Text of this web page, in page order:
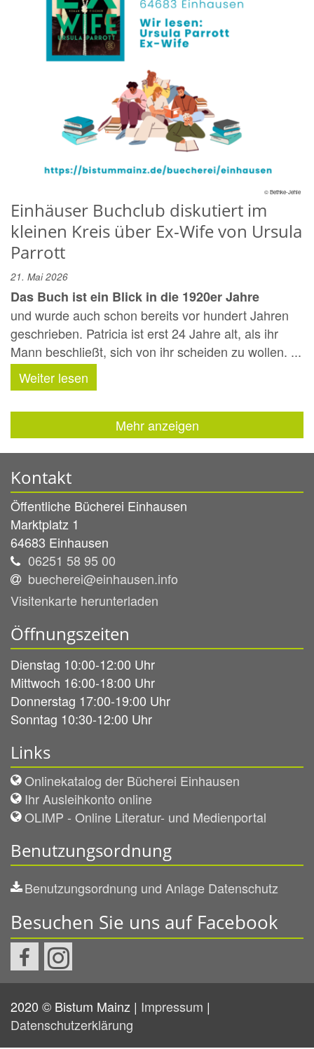
© Bethke-Jehle
Einhäuser Buchclub diskutiert im
kleinen Kreis über Ex-Wife von Ursula
Parrott
21. Mai 2026
Das Buch ist ein Blick in die 1920er Jahre
und wurde auch schon bereits vor hundert Jahren
geschrieben. Patricia ist erst 24 Jahre alt, als ihr
Mann beschließt, sich von ihr scheiden zu wollen. ...
Weiter lesen
Mehr anzeigen
Kontakt
Öffentliche Bücherei Einhausen
Marktplatz 1
64683 Einhausen
06251 58 95 00
buecherei@einhausen.info
Visitenkarte herunterladen
Öffnungszeiten
Dienstag 10:00-12:00 Uhr
Mittwoch 16:00-18:00 Uhr
Donnerstag 17:00-19:00 Uhr
Sonntag 10:30-12:00 Uhr
Links
Onlinekatalog der Bücherei Einhausen
Ihr Ausleihkonto online
OLIMP - Online Literatur- und Medienportal
Benutzungsordnung
Benutzungsordnung und Anlage Datenschutz
Besuchen Sie uns auf Facebook
2020 © Bistum Mainz | Impressum |
Datenschutzerklärung